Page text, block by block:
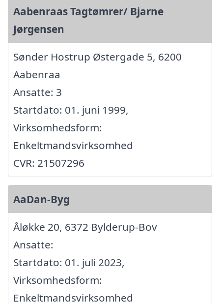
Aabenraas Tagtømrer/ Bjarne
Jørgensen
Sønder Hostrup Østergade 5, 6200
Aabenraa
Ansatte: 3
Startdato: 01. juni 1999,
Virksomhedsform:
Enkeltmandsvirksomhed
CVR: 21507296
AaDan-Byg
Åløkke 20, 6372 Bylderup-Bov
Ansatte:
Startdato: 01. juli 2023,
Virksomhedsform:
Enkeltmandsvirksomhed